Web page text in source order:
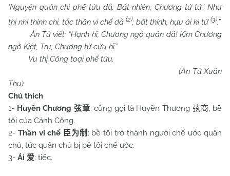
‘Nguyện quân chi phế tửu dã. Bất nhiên, Chương tứ tử.’ Như
thị nhi thính chi, tắc thần vi chế dã (2); bất thính, hựu ái kì tử (3).”
Án Tử viết: “Hạnh hĩ, Chương ngộ quân dã! Kim Chương
ngộ Kiệt, Trụ, Chương tử cửu hĩ.”
Vu thị Công toại phế tửu.
(Án Tử Xuân
Thu)
Chú thích
1- Huyền Chương弦章: cũng gọi là Huyền Thương 弦商, bề
tôi của Cảnh Công.
2- Thần vi chế 臣为制 : bề tôi trở thành người chế ước quân
chủ, tức quân chủ bị bề tôi chế ước.
3- Ái 爱: tiếc.